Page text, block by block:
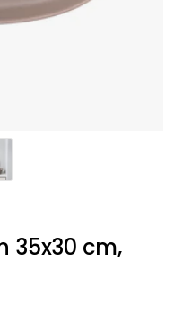
35x30 cm,